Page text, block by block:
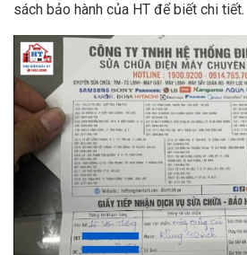
sách bảo hành của HT để biết chi tiết.